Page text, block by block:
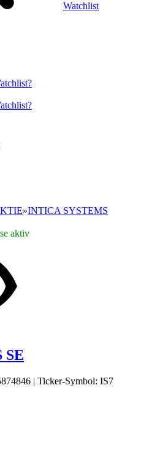
Watchlist
»INTICA SYSTEMS
aktiv
SE
| Ticker-Symbol: IS7